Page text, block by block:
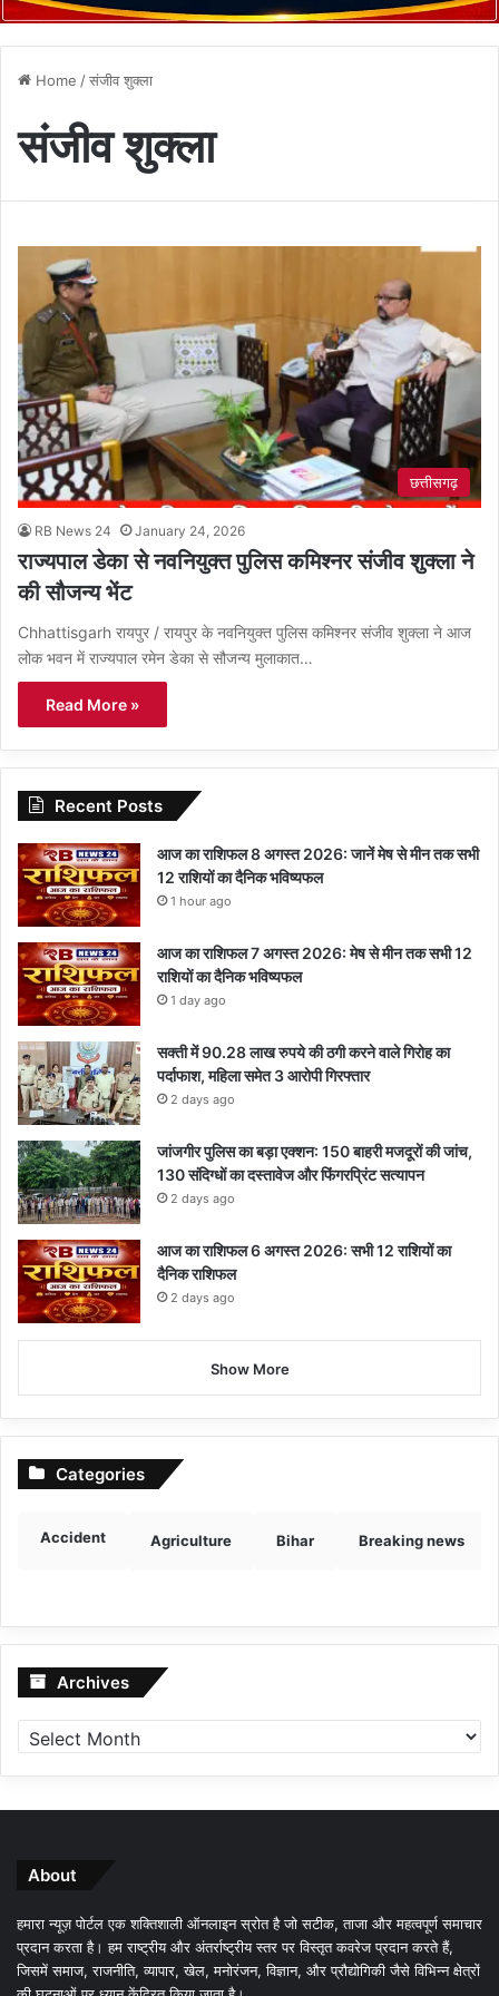
Home /संजीव शुक्ला
संजीव शुक्ला
छत्तीसगढ़
RB News 24 January 24, 2026
राज्यपाल डेका से नवनियुक्त पुलिस कमिश्नर संजीव शुक्ला ने
की सौजन्य भेंट
Chhattisgarh रायपुर / रायपुर के नवनियुक्त पुलिस कमिश्नर संजीव शुक्ला ने आज
लोक भवन में राज्यपाल रमेन डेका से सौजन्य मुलाकात…
Read More »
Recent Posts
आज का राशिफल 8 अगस्त 2026: जानें मेष से मीन तक सभी
12 राशियों का दैनिक भविष्यफल
1 hour ago
आज का राशिफल 7 अगस्त 2026: मेष से मीन तक सभी 12
राशियों का दैनिक भविष्यफल
1 day ago
सक्ती में 90.28 लाख रुपये की ठगी करने वाले गिरोह का
पर्दाफाश, महिला समेत 3 आरोपी गिरफ्तार
2 days ago
जांजगीर पुलिस का बड़ा एक्शन: 150 बाहरी मजदूरों की जांच,
130 संदिग्धों का दस्तावेज और फिंगरप्रिंट सत्यापन
2 days ago
आज का राशिफल 6 अगस्त 2026: सभी 12 राशियों का
दैनिक राशिफल
2 days ago
Show More
Categories
Accident Agriculture Bihar Breaking news
Archives Archives
About
हमारा न्यूज़ पोर्टल एक शक्तिशाली ऑनलाइन स्रोत है जो सटीक, ताजा और महत्वपूर्ण समाचार
प्रदान करता है। हम राष्ट्रीय और अंतर्राष्ट्रीय स्तर पर विस्तृत कवरेज प्रदान करते हैं,
जिसमें समाज, राजनीति, व्यापार, खेल, मनोरंजन, विज्ञान, और प्रौद्योगिकी जैसे विभिन्न क्षेत्रों